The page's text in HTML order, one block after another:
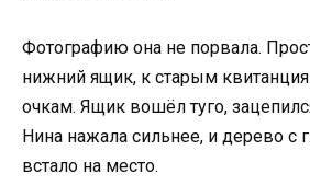
Фотографию она не порвала.
нижний ящик, к старым
очкам. Ящик вошёл туго,
Нина нажала сильнее, и дерево с
встало на место.